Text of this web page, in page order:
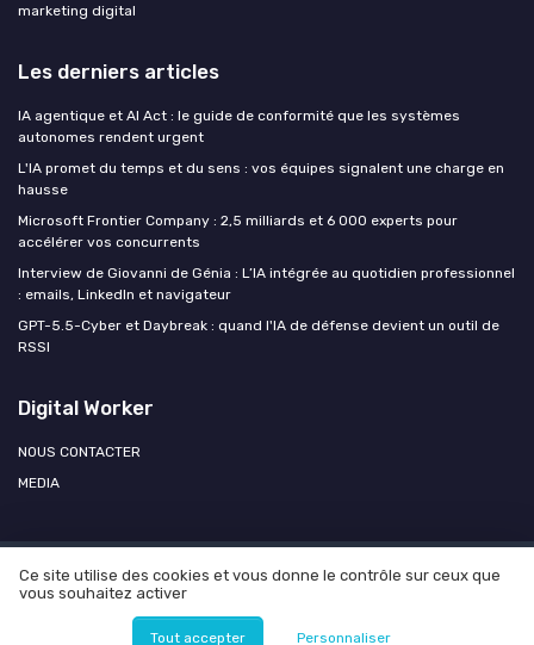
marketing digital
Les derniers articles
IA agentique et AI Act : le guide de conformité que les systèmes
autonomes rendent urgent
L'IA promet du temps et du sens : vos équipes signalent une charge en
hausse
Microsoft Frontier Company : 2,5 milliards et 6 000 experts pour
accélérer vos concurrents
Interview de Giovanni de Génia : L’IA intégrée au quotidien professionnel
: emails, LinkedIn et navigateur
GPT-5.5-Cyber et Daybreak : quand l'IA de défense devient un outil de
RSSI
Digital Worker
NOUS CONTACTER
MEDIA
Mentions légales Politique de confidentialité
Agence OPEN
© Digital Worker 2026
Ce site utilise des cookies et vous donne le contrôle sur ceux que
vous souhaitez activer
Tout accepter Personnaliser